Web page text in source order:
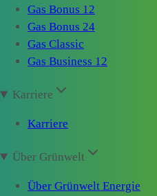
Gas Bonus 12
Gas Bonus 24
Gas Classic
Gas Business 12
Karriere
Karriere
Über Grünwelt
Über Grünwelt Energie